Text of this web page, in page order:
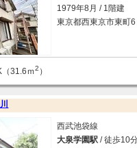
1979年8月 / 1階建
東京都西東京市東町6
31.6ｍ2 ）
西武池袋線
大泉学園駅 / 徒歩10